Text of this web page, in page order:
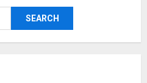
SEARCH